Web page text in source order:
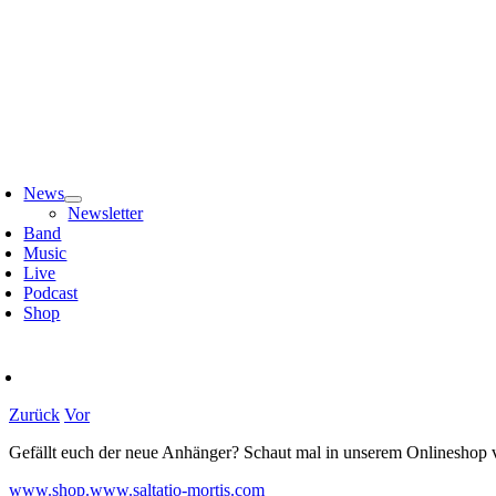
News
Newsletter
Band
Music
Live
Podcast
Shop
Zurück Vor
Gefällt euch der neue Anhänger? Schaut mal in unserem Onlineshop
www.shop.www.saltatio-mortis.com